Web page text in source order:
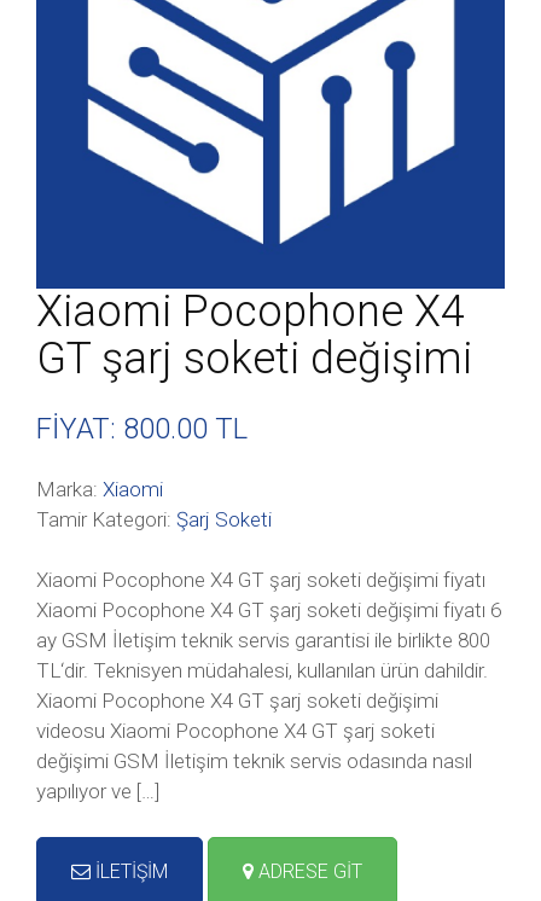
Xiaomi Pocophone X4
GT şarj soketi değişimi
FİYAT: 800.00 TL
Marka: Xiaomi
Tamir Kategori: Şarj Soketi
Xiaomi Pocophone X4 GT şarj soketi değişimi fiyatı
Xiaomi Pocophone X4 GT şarj soketi değişimi fiyatı 6
ay GSM İletişim teknik servis garantisi ile birlikte 800
TL‘dir. Teknisyen müdahalesi, kullanılan ürün dahildir.
Xiaomi Pocophone X4 GT şarj soketi değişimi
videosu Xiaomi Pocophone X4 GT şarj soketi
değişimi GSM İletişim teknik servis odasında nasıl
yapılıyor ve […]
İLETİŞİM ADRESE GİT